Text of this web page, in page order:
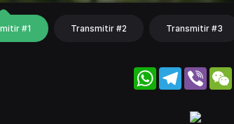
#1 Transmitir #2 Transmitir #3
WhatsApp
Telegram
Viber